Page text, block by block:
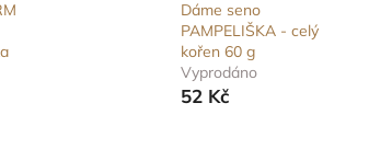
Dáme seno
PAMPELIŠKA - celý
kořen 60 g
Vyprodáno
52 Kč